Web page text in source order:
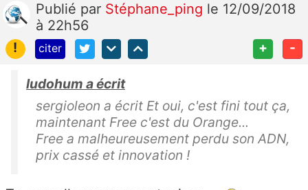
Publié par Stéphane_ping le 12/09/2018
à 22h56
!
citer + -
ludohum a écrit
sergioleon a écrit Et oui, c'est fini tout ça,
maintenant Free c'est du Orange...
Free a malheureusement perdu son ADN,
prix cassé et innovation !